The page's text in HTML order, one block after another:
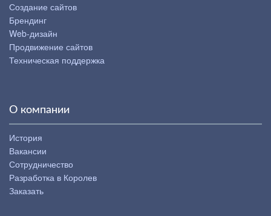
Создание сайтов
Брендинг
Web-дизайн
Продвижение сайтов
Техническая поддержка
О компании
История
Вакансии
Сотрудничество
Разработка в Королев
Заказать